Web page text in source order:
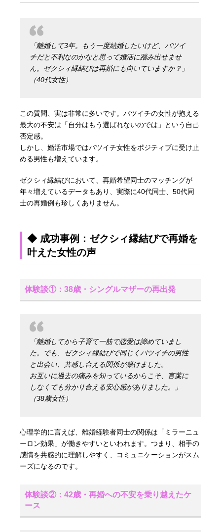
「離婚して3年。もう一度結婚したいけど、バツイ
チだと不利なのかなと思って婚活に踏み出せませ
ん。ゼクシィ縁結びは再婚にも向いていますか？」
（40代女性）
この質問、実は非常に多いです。バツイチの女性が抱える
最大の不安は「自分はもう選ばれないのでは」という自己
否定感。
しかし、婚活市場ではバツイチ女性をポジティブに受け止
める男性も増えています。
ゼクシィ縁結びにおいて、再婚希望同士のマッチングが
年々増えているデータもあり、実際に40代同士、50代同
士の再婚例も珍しくありません。
◆ 成功事例：ゼクシィ縁結びで再婚を
叶えた女性の声
体験談①：38歳・シングルマザーの再出発
「離婚してから子育て一筋で恋愛は諦めていまし
た。でも、ゼクシィ縁結びで同じくバツイチの男性
と出会い、共感し合える関係が築けました。
お互いに過去の痛みを知っているからこそ、言葉に
しなくても分かり合える安心感がありました。」
（38歳女性）
心理学的に言えば、離婚経験者同士の関係は「ミラーニュ
ーロン効果」が働きやすいといわれます。つまり、相手の
感情を共感的に理解しやすく、コミュニケーションがスム
ーズになるのです。
体験談②：42歳・再婚への不安を乗り越えたケ
ース